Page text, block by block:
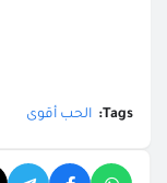
Tags: الحب أقوى